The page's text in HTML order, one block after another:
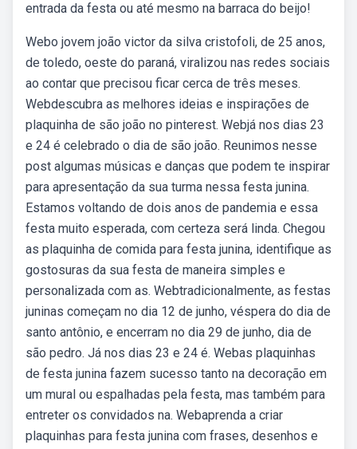
entrada da festa ou até mesmo na barraca do beijo!
Webo jovem joão victor da silva cristofoli, de 25 anos,
de toledo, oeste do paraná, viralizou nas redes sociais
ao contar que precisou ficar cerca de três meses.
Webdescubra as melhores ideias e inspirações de
plaquinha de são joão no pinterest. Webjá nos dias 23
e 24 é celebrado o dia de são joão. Reunimos nesse
post algumas músicas e danças que podem te inspirar
para apresentação da sua turma nessa festa junina.
Estamos voltando de dois anos de pandemia e essa
festa muito esperada, com certeza será linda. Chegou
as plaquinha de comida para festa junina, identifique as
gostosuras da sua festa de maneira simples e
personalizada com as. Webtradicionalmente, as festas
juninas começam no dia 12 de junho, véspera do dia de
santo antônio, e encerram no dia 29 de junho, dia de
são pedro. Já nos dias 23 e 24 é. Webas plaquinhas
de festa junina fazem sucesso tanto na decoração em
um mural ou espalhadas pela festa, mas também para
entreter os convidados na. Webaprenda a criar
plaquinhas para festa junina com frases, desenhos e